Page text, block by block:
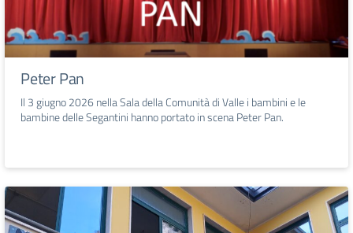
Peter Pan
Il 3 giugno 2026 nella Sala della Comunità di Valle i bambini e le
bambine delle Segantini hanno portato in scena Peter Pan.